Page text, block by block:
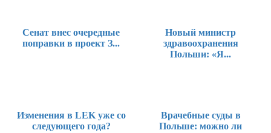
Сенат внес очередные
поправки в проект З...
Новый министр
здравоохранения
Польши: «Я...
Изменения в LEK уже со
следующего года?
Врачебные суды в
Польше: можно ли